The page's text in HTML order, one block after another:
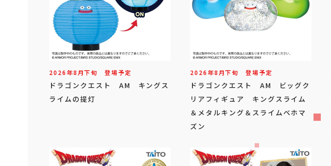
2026年8月下旬 登場予定
ドラゴンクエスト AM キングス
ライムの提灯
2026年8月下旬 登場予定
ドラゴンクエスト AM ビッグク
リアフィギュア キングスライム
＆メタルキング＆スライムベホマ
ズン